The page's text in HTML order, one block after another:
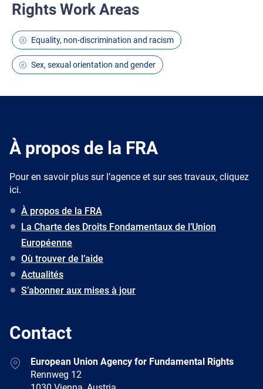
Rights Work Areas
Equality, non-discrimination and racism
Sex, sexual orientation and gender
À propos de la FRA
Pour en savoir plus sur l’agence et sur ses travaux, cliquez
ici.
À propos de la FRA
La Charte des Droits Fondamentaux de l’Union
Européenne
Où trouver de l’aide
Actualités
S’abonner aux mises à jour
Contact
AddressEuropean Union Agency for Fundamental Rights
Rennweg 12